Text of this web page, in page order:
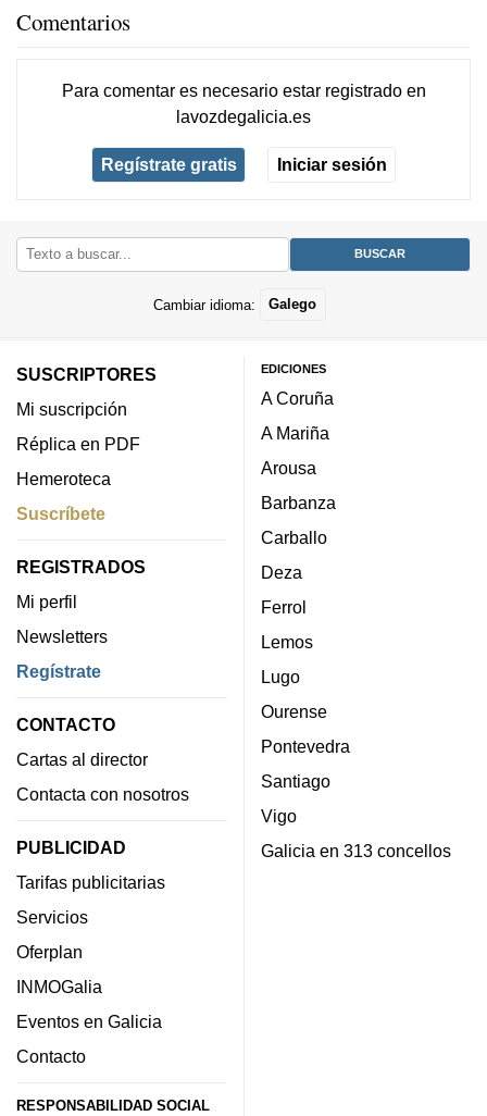
Comentarios
Para comentar es necesario estar registradoen
lavozdegalicia.es
Regístrate gratis Iniciar sesión
Cambiar idioma: Galego
SUSCRIPTORES
Mi suscripción
Réplica en PDF
Hemeroteca
Suscríbete
REGISTRADOS
Mi perfil
Newsletters
Regístrate
CONTACTO
Cartas al director
Contacta con nosotros
PUBLICIDAD
Tarifas publicitarias
Servicios
Oferplan
INMOGalia
Eventos en Galicia
Contacto
RESPONSABILIDAD SOCIAL
EDICIONES
A Coruña
A Mariña
Arousa
Barbanza
Carballo
Deza
Ferrol
Lemos
Lugo
Ourense
Pontevedra
Santiago
Vigo
Galicia en 313 concellos